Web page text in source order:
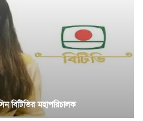
বিটিভির মহাপরিচালক